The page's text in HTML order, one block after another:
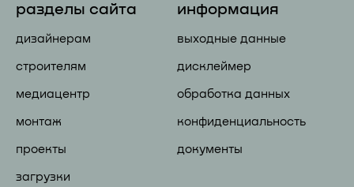
разделы сайта
дизайнерам
строителям
медиацентр
монтаж
проекты
загрузки
информация
выходные данные
дисклеймер
обработка данных
конфиденциальность
документы